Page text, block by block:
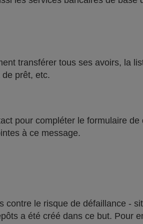
transférer tous ses avoirs, la
prêt, etc.
pour compléter le formulaire
à ce message.
le risque de défaillance -
a été créé dans ce but. Pour